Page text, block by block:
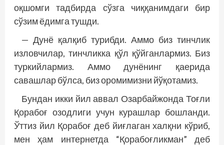
оқшомги тадбирда сўзга чиққанимдаги бир
сўзим ёдимга тушди.
— Дунё қалқиб турибди. Аммо биз тинчлик
изловчилар, тинчликка қўл қўйганлармиз. Биз
туркийлармиз. Аммо дунёнинг қаерида
савашлар бўлса, биз оромимизни йўқотамиз.
Бундан икки йил аввал Озарбайжонда Тоғли
Қорабоғ озодлиги учун курашлар бош­ланди.
Ўттиз йил Қорабоғ деб йиғлаган халқни кўриб,
мен ҳам интернетда “Қорабоғликман” деб